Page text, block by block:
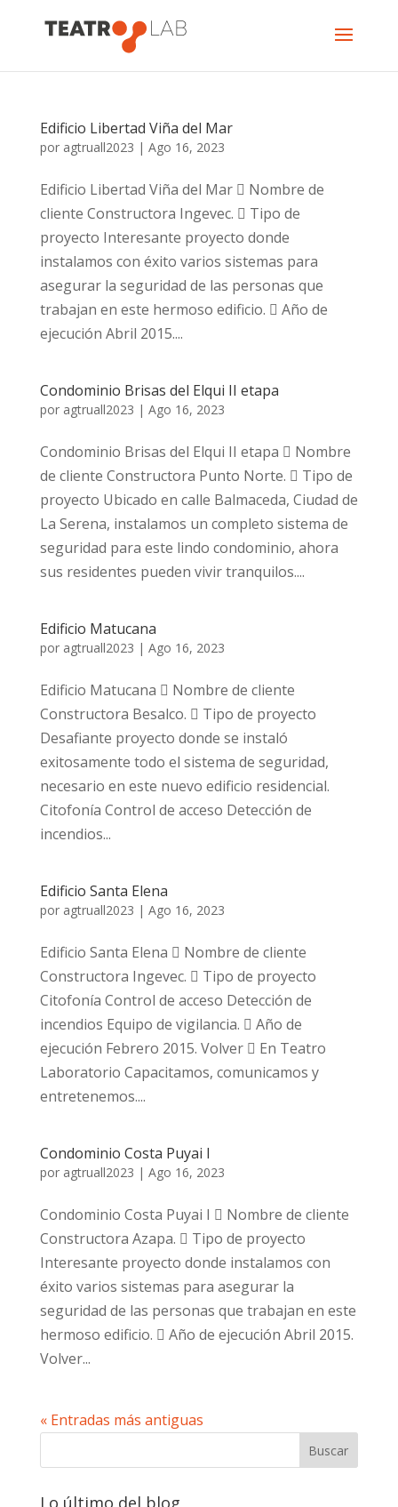
Edificio Libertad Viña del Mar
por agtruall2023 | Ago 16, 2023
Edificio Libertad Viña del Mar  Nombre de
cliente Constructora Ingevec.  Tipo de
proyecto Interesante proyecto donde
instalamos con éxito varios sistemas para
asegurar la seguridad de las personas que
trabajan en este hermoso edificio.  Año de
ejecución Abril 2015....
Condominio Brisas del Elqui II etapa
por agtruall2023 | Ago 16, 2023
Condominio Brisas del Elqui II etapa  Nombre
de cliente Constructora Punto Norte.  Tipo de
proyecto Ubicado en calle Balmaceda, Ciudad de
La Serena, instalamos un completo sistema de
seguridad para este lindo condominio, ahora
sus residentes pueden vivir tranquilos....
Edificio Matucana
por agtruall2023 | Ago 16, 2023
Edificio Matucana  Nombre de cliente
Constructora Besalco.  Tipo de proyecto
Desafiante proyecto donde se instaló
exitosamente todo el sistema de seguridad,
necesario en este nuevo edificio residencial.
Citofonía Control de acceso Detección de
incendios...
Edificio Santa Elena
por agtruall2023 | Ago 16, 2023
Edificio Santa Elena  Nombre de cliente
Constructora Ingevec.  Tipo de proyecto
Citofonía Control de acceso Detección de
incendios Equipo de vigilancia.  Año de
ejecución Febrero 2015. Volver  En Teatro
Laboratorio Capacitamos, comunicamos y
entretenemos....
Condominio Costa Puyai I
por agtruall2023 | Ago 16, 2023
Condominio Costa Puyai I  Nombre de cliente
Constructora Azapa.  Tipo de proyecto
Interesante proyecto donde instalamos con
éxito varios sistemas para asegurar la
seguridad de las personas que trabajan en este
hermoso edificio.  Año de ejecución Abril 2015.
Volver...
« Entradas más antiguas
Lo último del blog